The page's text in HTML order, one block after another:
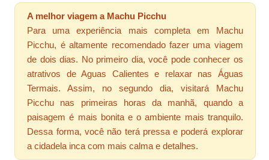
A melhor viagem a Machu Picchu
Para uma experiência mais completa em Machu
Picchu, é altamente recomendado fazer uma viagem
de dois dias. No primeiro dia, você pode conhecer os
atrativos de Aguas Calientes e relaxar nas Águas
Termais. Assim, no segundo dia, visitará Machu
Picchu nas primeiras horas da manhã, quando a
paisagem é mais bonita e o ambiente mais tranquilo.
Dessa forma, você não terá pressa e poderá explorar
a cidadela inca com mais calma e detalhes.